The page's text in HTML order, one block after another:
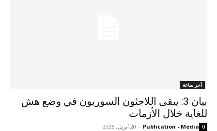
آخر ساعة
بيان 3: يبقى اللاجئون السوريون في وضع هش
للغاية خلال الأزمات
Publication - Media
- 20 أبريل، 2026 0